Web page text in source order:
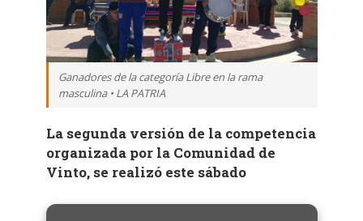
Ganadores de la categoría Libre en la rama
masculina • LA PATRIA
La segunda versión de la competencia
organizada por la Comunidad de
Vinto, se realizó este sábado